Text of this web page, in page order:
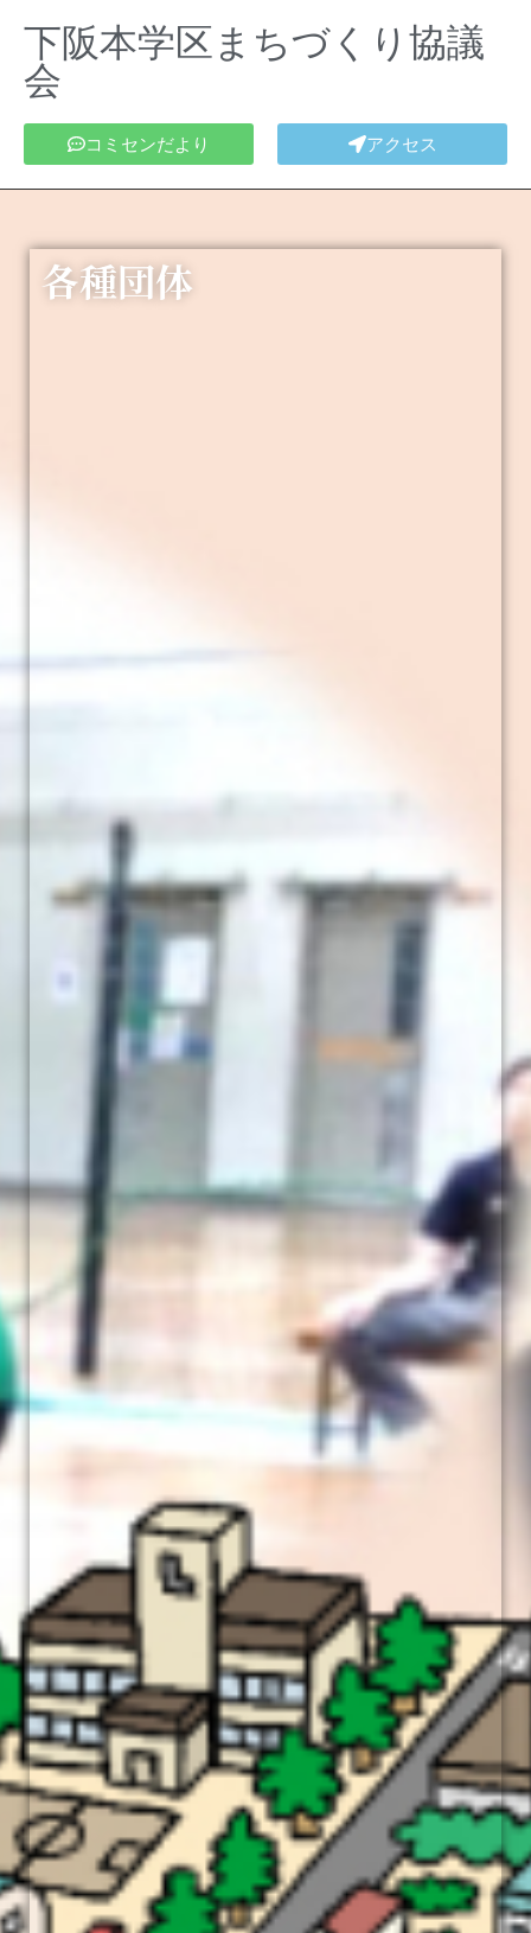
下阪本学区まちづくり協議
会
コミセンだより アクセス
各種団体